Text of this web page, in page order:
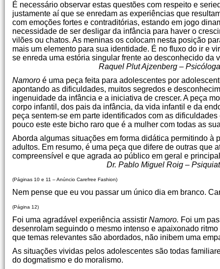
É necessário observar estas questões com respeito e
justamente aí que se enredam as experiências que
com emoções fortes e contraditórias, estando em jogo
necessidade de ser desligar da infância para haver o
vilões ou chatos. As meninas os colocam nesta posição
mais um elemento para sua identidade. É no fluxo do ir e
se enreda uma estória singular frente ao desconhecido da
Raquel Plut Ajzenberg – Psicóloga.
Namoro é uma peça feita para adolescentes por
apontando as dificuldades, muitos segredos e
ingenuidade da infância e a iniciativa de crescer. A peça
corpo infantil, dos pais da infância, da vida infantil e da
peça sentem-se em parte identificados com as
pouco este este bicho raro que é a mulher com todas as
Aborda algumas situações em forma didática permitindo
adultos. Em resumo, é uma peça que difere de outras que
compreensível e que agrada ao público em geral e
Dr. Pablo Miguel Roig – Psiquiatra-
(Páginas 10 e 11 – Anúncio Carefree Fashion)
Nem pense que eu vou passar um único dia em branco.
(Página 12)
Foi uma agradável experiência assistir Namoro. Foi um
desenrolam seguindo o mesmo intenso e apaixonado
que temas relevantes são abordados, não inibem uma
As situações vividas pelos adolescentes são todas
do dogmatismo e do moralismo.